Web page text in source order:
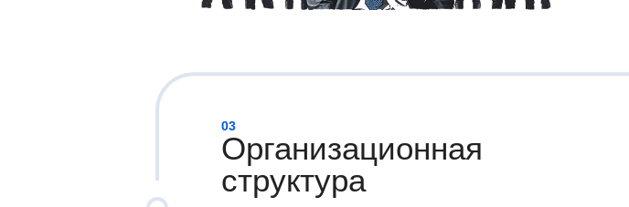
03
Организационная
структура